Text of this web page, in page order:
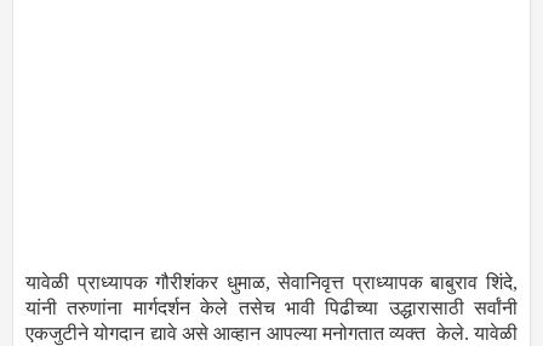
यावेळी प्राध्यापक गौरीशंकर धुमाळ, सेवानिवृत्त प्राध्यापक बाबुराव शिंदे,
यांनी तरुणांना मार्गदर्शन केले तसेच भावी पिढीच्या उद्धारासाठी सर्वांनी
एकजुटीने योगदान द्यावे असे आव्हान आपल्या मनोगतात व्यक्त केले. यावेळी